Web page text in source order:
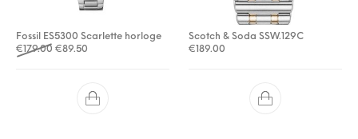
Fossil ES5300 Scarlette horloge
€179.00 Oorspronkelijke prijs was: €179.00.
€89.50 Huidige prijs is: €89.50.
Scotch & Soda SSW.129C
€189.00